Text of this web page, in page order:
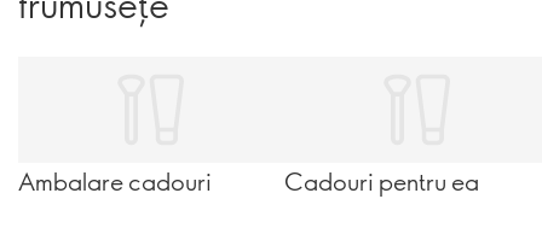
Ambalare cadouri Cadouri pentru ea